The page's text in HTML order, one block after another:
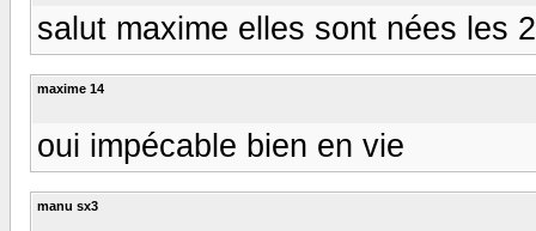
salut maxime elles sont nées les
maxime 14
oui impécable bien en vie
manu sx3